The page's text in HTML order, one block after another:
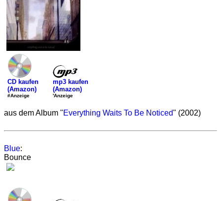
CD kaufen
(Amazon)
#Anzeige
mp3 kaufen
(Amazon)
'Anzeige
aus dem Album "Everything Waits To Be Noticed" (2002)
Blue:
Bounce